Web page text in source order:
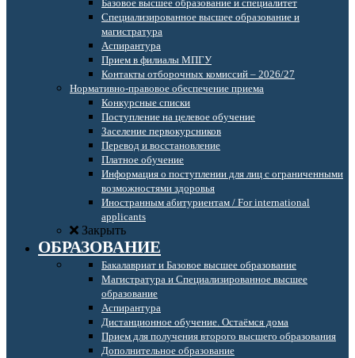
Базовое высшее образование и специалитет
Специализированное высшее образование и
магистратура
Аспирантура
Прием в филиалы МПГУ
Контакты отборочных комиссий – 2026/27
Нормативно-правовое обеспечение приема
Конкурсные списки
Поступление на целевое обучение
Заселение первокурсников
Перевод и восстановление
Платное обучение
Информация о поступлении для лиц с ограниченными
возможностями здоровья
Иностранным абитуриентам / For international
applicants
Закрыть
ОБРАЗОВАНИЕ
Бакалавриат и Базовое высшее образование
Магистратура и Специализированное высшее
образование
Аспирантура
Дистанционное обучение. Остаёмся дома
Прием для получения второго высшего образования
Дополнительное образование